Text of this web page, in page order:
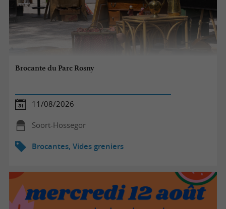
Brocante du Parc Rosny
11/08/2026
Soort-Hossegor
Brocantes, Vides greniers